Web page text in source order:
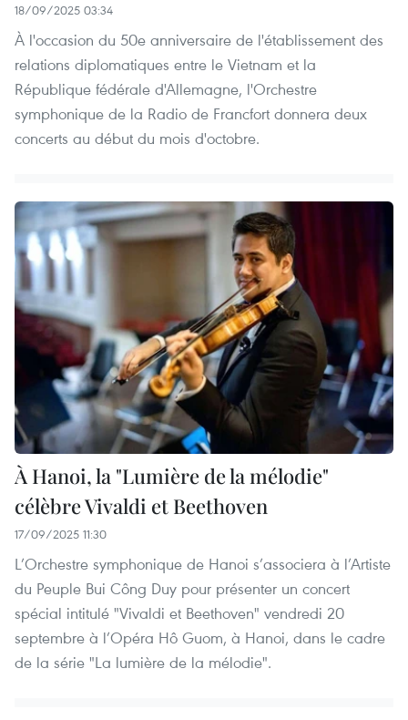
18/09/2025 03:34
À l'occasion du 50e anniversaire de l'établissement des
relations diplomatiques entre le Vietnam et la
République fédérale d'Allemagne, l'Orchestre
symphonique de la Radio de Francfort donnera deux
concerts au début du mois d'octobre.
À Hanoi, la "Lumière de la mélodie"
célèbre Vivaldi et Beethoven
17/09/2025 11:30
L’Orchestre symphonique de Hanoi s’associera à l’Artiste
du Peuple Bui Công Duy pour présenter un concert
spécial intitulé "Vivaldi et Beethoven" vendredi 20
septembre à l’Opéra Hô Guom, à Hanoi, dans le cadre
de la série "La lumière de la mélodie".